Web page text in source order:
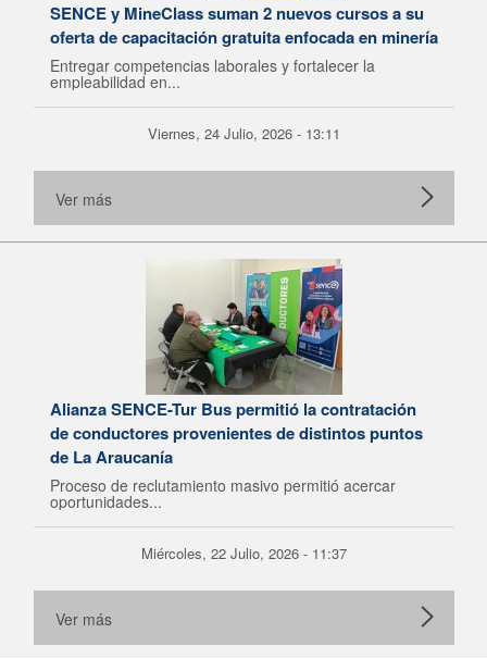
SENCE y MineClass suman 2 nuevos cursos a su
oferta de capacitación gratuita enfocada en minería
Entregar competencias laborales y fortalecer la
empleabilidad en...
Viernes, 24 Julio, 2026 - 13:11
Ver más
Alianza SENCE-Tur Bus permitió la contratación
de conductores provenientes de distintos puntos
de La Araucanía
Proceso de reclutamiento masivo permitió acercar
oportunidades...
Miércoles, 22 Julio, 2026 - 11:37
Ver más